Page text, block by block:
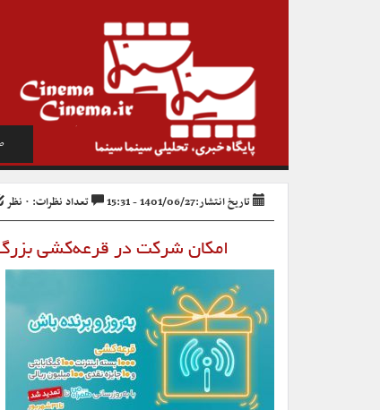
تاریخ انتشار:1401/06/27 - 15:31 تعداد نظرات: ۰ نظر
امکان شرکت در قرعه‌کشی بزرگ